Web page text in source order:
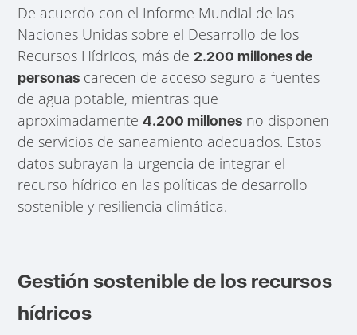
De acuerdo con el Informe Mundial de las
Naciones Unidas sobre el Desarrollo de los
Recursos Hídricos, más de2.200 millones de
personas carecen de acceso seguro a fuentes
de agua potable, mientras que
aproximadamente4.200 millones no disponen
de servicios de saneamiento adecuados. Estos
datos subrayan la urgencia de integrar el
recurso hídrico en las políticas de desarrollo
sostenible y resiliencia climática.
Gestión sostenible de los recursos
hídricos